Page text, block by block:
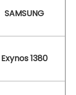
SAMSUNG
Exynos 1380